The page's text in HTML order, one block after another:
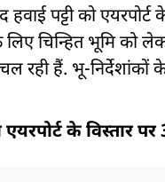
हवाई पट्टी को
लिए चिन्हित भूमि को
चल रही हैं. भू-
एयरपोर्ट के विस्तार